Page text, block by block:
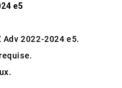
e5
Adv 2022-2024 e5.